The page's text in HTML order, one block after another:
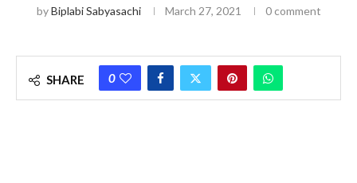
byBiplabi Sabyasachi March 27, 2021 0 comment
SHARE 0